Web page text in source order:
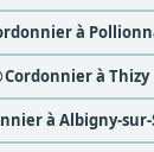
à
Cordonnier à Thizy
à Albigny-sur-